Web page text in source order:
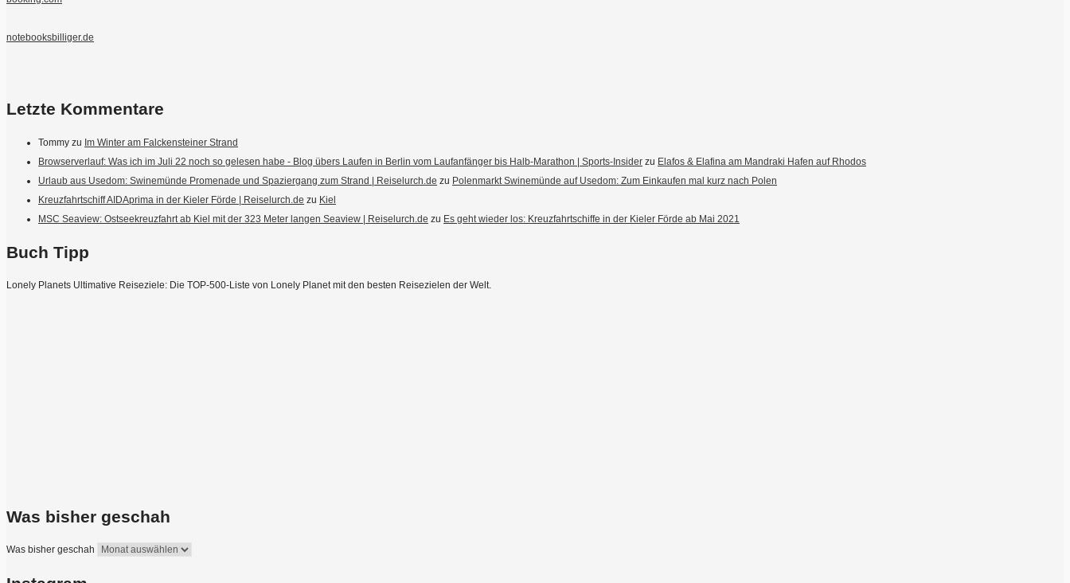
notebooksbilliger.de
Letzte Kommentare
Tommy zu Im Winter am Falckensteiner Strand
Browserverlauf: Was ich im Juli 22 noch so gelesen habe - Blog übers Laufen in Berlin vom Laufanfänger bis Halb-Marathon | Sports-Insider zu Elafos & Elafina am Mandraki Hafen auf Rhodos
Urlaub aus Usedom: Swinemünde Promenade und Spaziergang zum Strand | Reiselurch.de zu Polenmarkt Swinemünde auf Usedom: Zum Einkaufen mal kurz nach Polen
Kreuzfahrtschiff AIDAprima in der Kieler Förde | Reiselurch.de zu Kiel
MSC Seaview: Ostseekreuzfahrt ab Kiel mit der 323 Meter langen Seaview | Reiselurch.de zu Es geht wieder los: Kreuzfahrtschiffe in der Kieler Förde ab Mai 2021
Buch Tipp
Lonely Planets Ultimative Reiseziele: Die TOP-500-Liste von Lonely Planet mit den besten Reisezielen der Welt.
Was bisher geschah
Was bisher geschah